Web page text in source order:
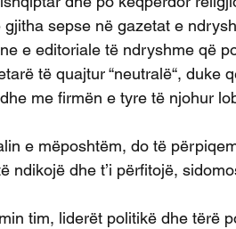
gjitha sepse në gazetat e
e editoriale të ndryshme që
të quajtur “neutralë“,
me firmën e tyre të njohur
e mëposhtëm, do të
ndikojë dhe t’i përfitojë,
tim, liderët politikë dhe tërë